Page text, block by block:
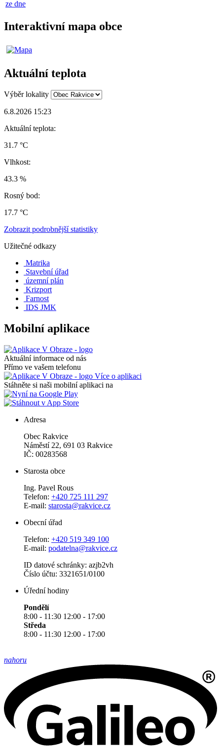
ze dne
Interaktivní mapa obce
Aktuální teplota
Výběr lokality
6.8.2026 15:23
Aktuální teplota:
31.7 °C
Vlhkost:
43.3 %
Rosný bod:
17.7 °C
Zobrazit podrobnější statistiky
Užitečné odkazy
Matrika
Stavební úřad
územní plán
Krizport
Farnost
IDS JMK
Mobilní aplikace
Aktuální informace od nás
Přímo ve vašem telefonu
Více o aplikaci
Stáhněte si naši mobilní aplikaci na
Adresa
Obec Rakvice
Náměstí 22, 691 03 Rakvice
IČ: 00283568
Starosta obce
Ing. Pavel Rous
Telefon: +420 725 111 297
E-mail: starosta@rakvice.cz
Obecní úřad
Telefon: +420 519 349 100
E-mail: podatelna@rakvice.cz
ID datové schránky: azjb2vh
Číslo účtu: 3321651/0100
Úřední hodiny
Pondělí
8:00 - 11:30 12:00 - 17:00
Středa
8:00 - 11:30 12:00 - 17:00
nahoru